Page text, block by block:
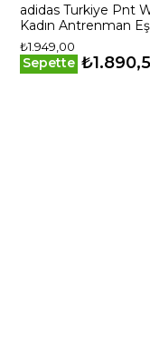
adidas Turkiye Pnt
Kadın Antrenman
Altı JG5705 Siyah
₺1.949,00
Sepette